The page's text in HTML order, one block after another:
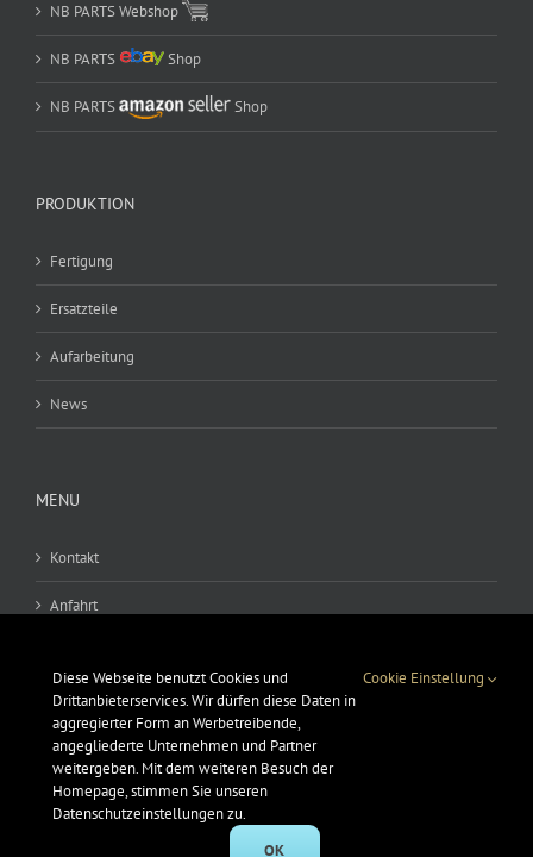
NB PARTS Webshop
NB PARTS Shop
NB PARTS Shop
PRODUKTION
Fertigung
Ersatzteile
Aufarbeitung
News
MENU
Kontakt
Anfahrt
Datenschutz
Impressum
Diese Webseite benutzt Cookies und
Drittanbieterservices. Wir dürfen diese Daten in
aggregierter Form an Werbetreibende,
angegliederte Unternehmen und Partner
weitergeben. Mit dem weiteren Besuch der
Homepage, stimmen Sie unseren
Datenschutzeinstellungen zu.
Cookie Einstellung
OK